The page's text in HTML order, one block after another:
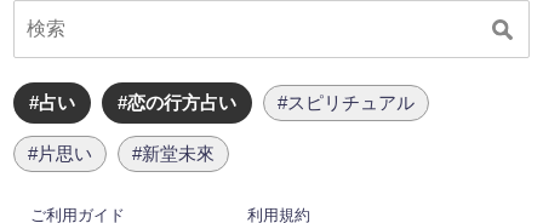
#占い #恋の行方占い #スピリチュアル
#片思い #新堂未來
ご利用ガイド
利用規約